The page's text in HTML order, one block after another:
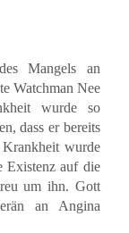
Mangels an
Watchman Nee
wurde so
dass er bereits
Krankheit wurde
Existenz auf die
um ihn. Gott
an Angina